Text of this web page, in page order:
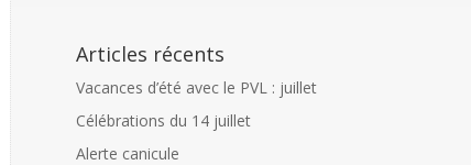
Articles récents
Vacances d’été avec le PVL : juillet
Célébrations du 14 juillet
Alerte canicule